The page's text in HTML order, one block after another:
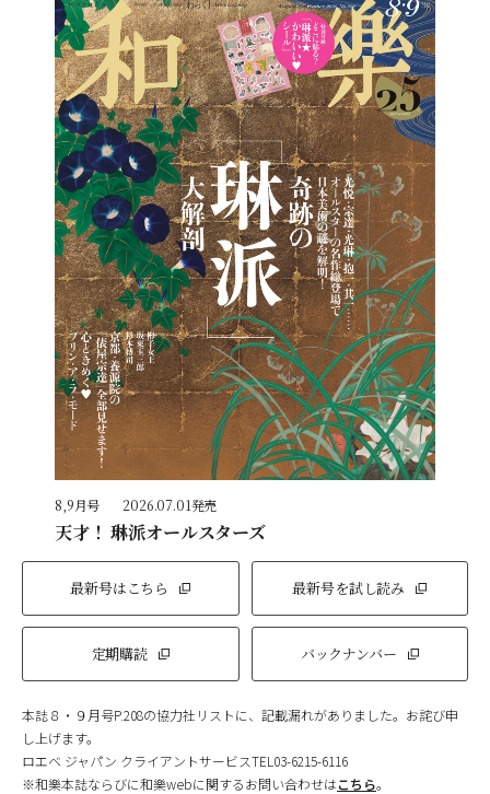
8,9月号 2026.07.01発売
天才！ 琳派オールスターズ
最新号はこちら 最新号を試し読み
定期購読 バックナンバー
本誌８・９月号P.208の協力社リストに、記載漏れがありました。お詫び申
し上げます。
ロエベ ジャパン クライアントサービスTEL03-6215-6116
※和樂本誌ならびに和樂webに関するお問い合わせはこちら。